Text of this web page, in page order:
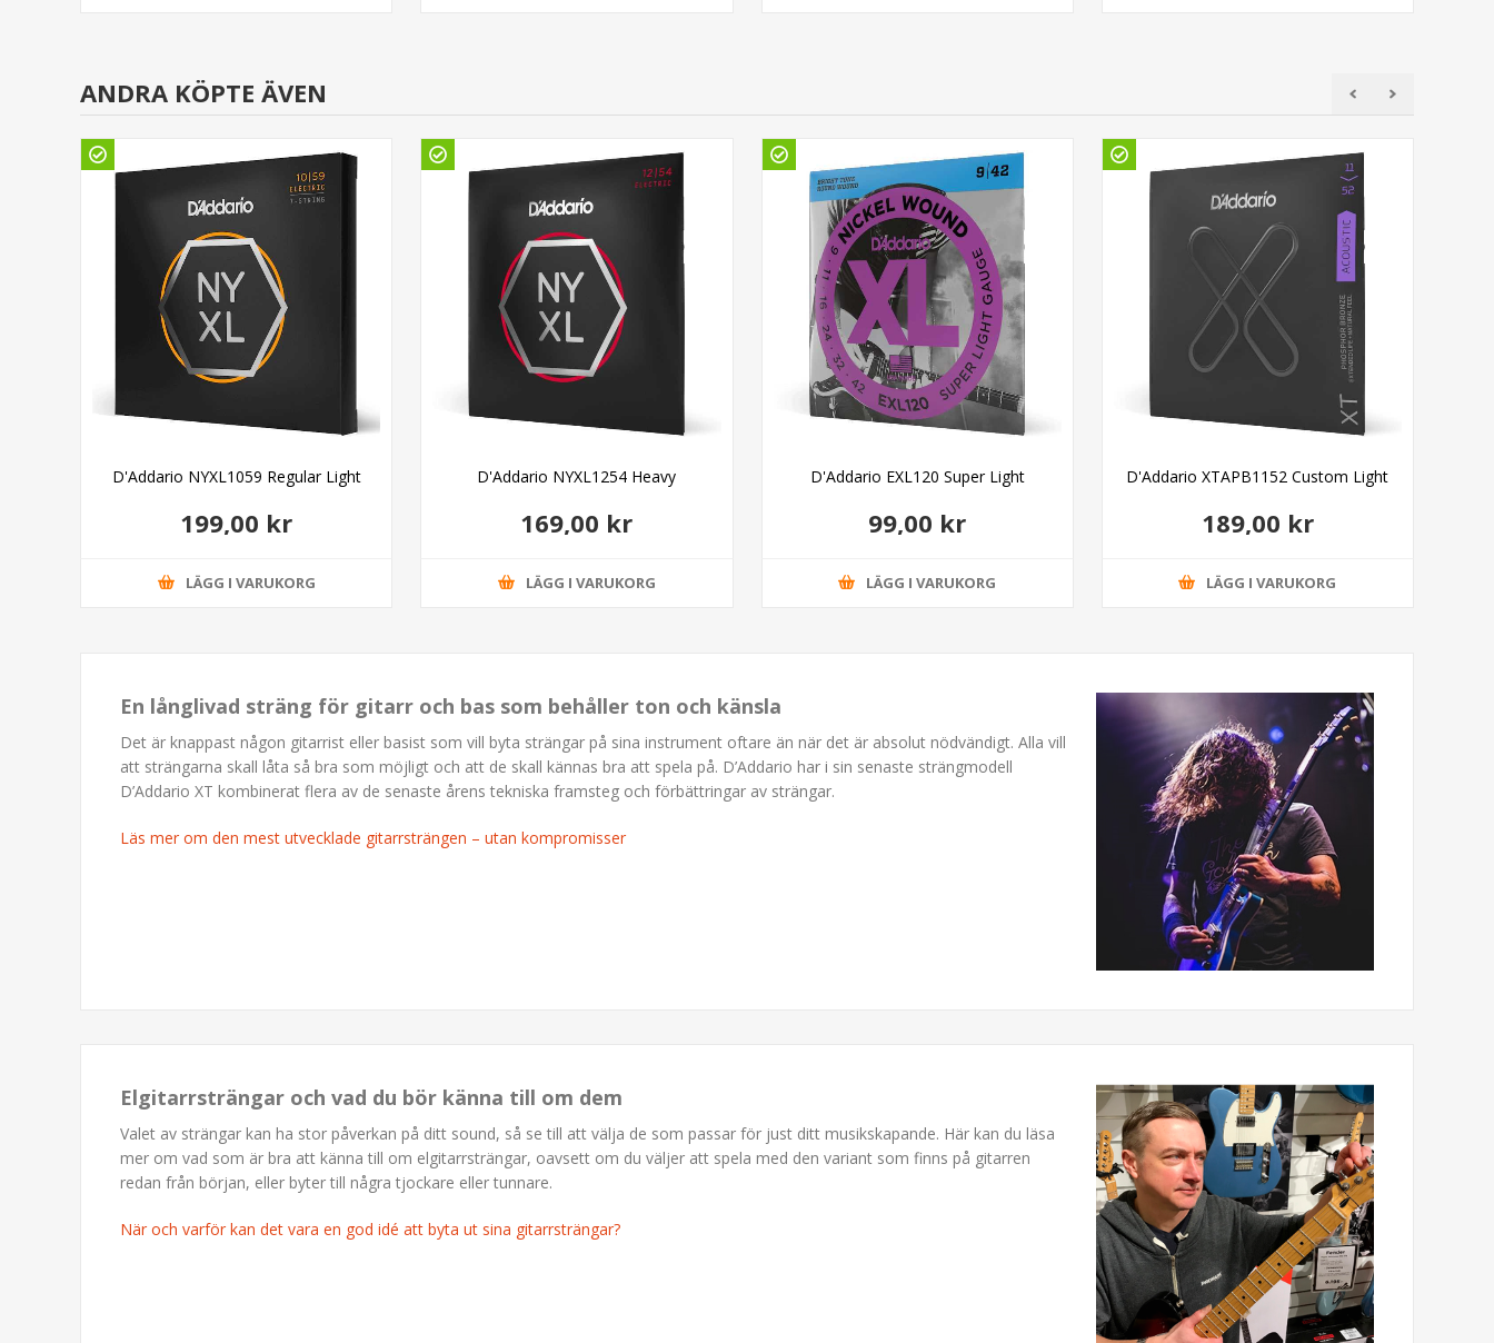
ANDRA KÖPTE ÄVEN
D'Addario NYXL1059 Regular Light
199,00 kr
LÄGG I VARUKORG
D'Addario NYXL1254 Heavy
169,00 kr
LÄGG I VARUKORG
D'Addario EXL120 Super Light
99,00 kr
LÄGG I VARUKORG
D'Addario XTAPB1152 Custom Light
189,00 kr
LÄGG I VARUKORG
En långlivad sträng för gitarr och bas som behåller ton och känsla
Det är knappast någon gitarrist eller basist som vill byta strängar på sina instrument oftare än när det är absolut nödvändigt. Alla vill
att strängarna skall låta så bra som möjligt och att de skall kännas bra att spela på. D’Addario har i sin senaste strängmodell
D’Addario XT kombinerat flera av de senaste årens tekniska framsteg och förbättringar av strängar.
Läs mer om den mest utvecklade gitarrsträngen – utan kompromisser
Elgitarrsträngar och vad du bör känna till om dem
Valet av strängar kan ha stor påverkan på ditt sound, så se till att välja de som passar för just ditt musikskapande. Här kan du läsa
mer om vad som är bra att känna till om elgitarrsträngar, oavsett om du väljer att spela med den variant som finns på gitarren
redan från början, eller byter till några tjockare eller tunnare.
När och varför kan det vara en god idé att byta ut sina gitarrsträngar?